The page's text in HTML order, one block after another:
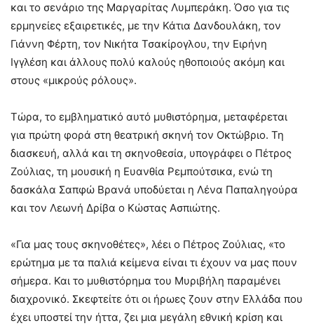
και το σενάριο της Μαργαρίτας Λυμπεράκη. Όσο για τις
ερμηνείες εξαιρετικές, με την Κάτια Δανδουλάκη, τον
Γιάννη Φέρτη, τον Νικήτα Τσακίρογλου, την Ειρήνη
Ιγγλέση και άλλους πολύ καλούς ηθοποιούς ακόμη και
στους «μικρούς ρόλους».
Τώρα, το εμβληματικό αυτό μυθιστόρημα, μεταφέρεται
για πρώτη φορά στη θεατρική σκηνή τον Οκτώβριο. Τη
διασκευή, αλλά και τη σκηνοθεσία, υπογράφει ο Πέτρος
Ζούλιας, τη μουσική η Ευανθία Ρεμπούτσικα, ενώ τη
δασκάλα Σαπφώ Βρανά υποδύεται η Λένα Παπαληγούρα
και τον Λεωνή Δρίβα ο Κώστας Ασπιώτης.
«Για μας τους σκηνοθέτες», λέει ο Πέτρος Ζούλιας, «το
ερώτημα με τα παλιά κείμενα είναι τι έχουν να μας πουν
σήμερα. Και το μυθιστόρημα του Μυριβήλη παραμένει
διαχρονικό. Σκεφτείτε ότι οι ήρωες ζουν στην Ελλάδα που
έχει υποστεί την ήττα, ζει μια μεγάλη εθνική κρίση και